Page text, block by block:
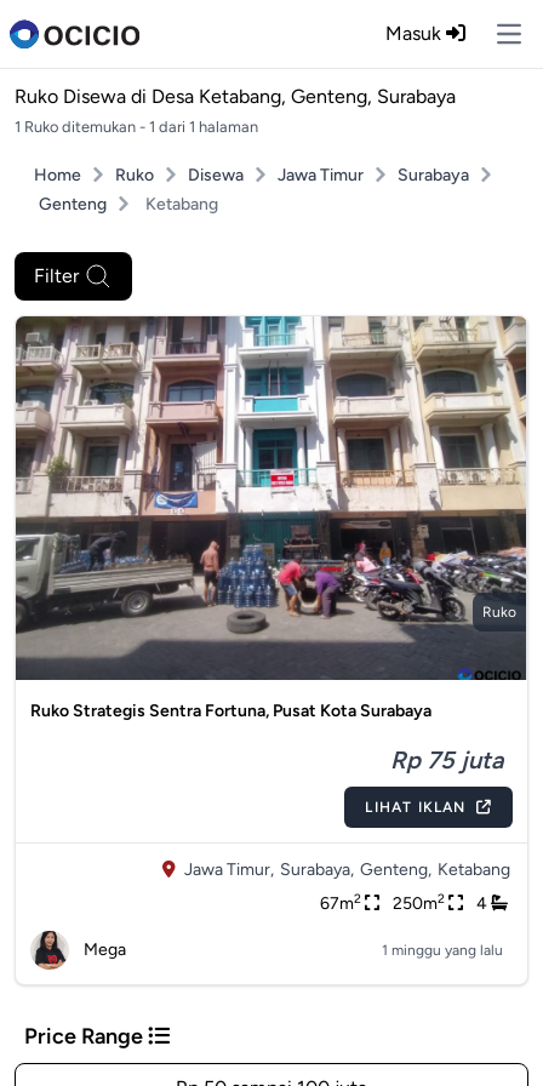
Masuk
Ruko Disewa di Desa Ketabang, Genteng, Surabaya
1 Ruko ditemukan - 1 dari 1 halaman
Home Ruko Disewa Jawa Timur
Surabaya
Genteng
Ketabang
Filter
Ruko
Ruko Strategis Sentra Fortuna, Pusat Kota Surabaya
Rp 75 juta
LIHAT IKLAN
Jawa Timur, Surabaya, Genteng, Ketabang
67m2 250m2 4
Mega 1 minggu yang lalu
Price Range